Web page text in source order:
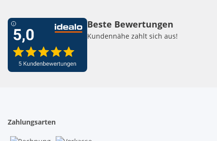
Beste Bewertungen
Kundennähe zahlt sich aus!
Zahlungsarten